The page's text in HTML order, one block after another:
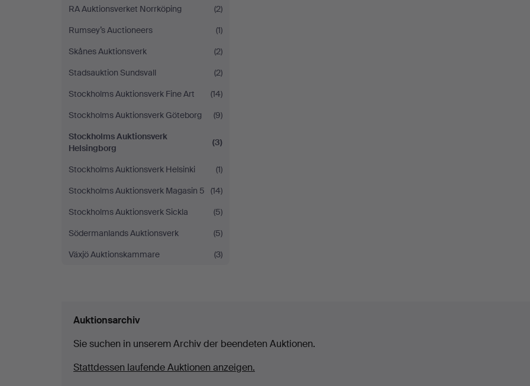
RA Auktionsverket Norrköping
(2)
Rumsey’s Auctioneers
(1)
Skånes Auktionsverk
(2)
Stadsauktion Sundsvall
(2)
Stockholms Auktionsverk Fine Art
(14)
Stockholms Auktionsverk Göteborg
(9)
Stockholms Auktionsverk
Helsingborg
(3)
Stockholms Auktionsverk Helsinki
(1)
Stockholms Auktionsverk Magasin 5
(14)
Stockholms Auktionsverk Sickla
(5)
Södermanlands Auktionsverk
(5)
Växjö Auktionskammare
(3)
Auktionsarchiv
Sie suchen in unserem Archiv der beendeten Auktionen.
Stattdessen laufende Auktionen anzeigen.